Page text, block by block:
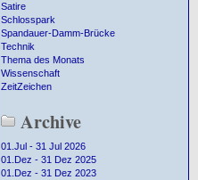
Satire
Schlosspark
Spandauer-Damm-Brücke
Technik
Thema des Monats
Wissenschaft
ZeitZeichen
Archive
01.Jul - 31 Jul 2026
01.Dez - 31 Dez 2025
01.Dez - 31 Dez 2023